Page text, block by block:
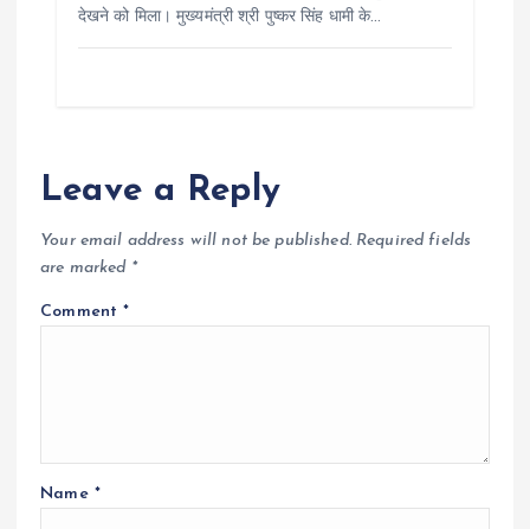
देखने को मिला। मुख्यमंत्री श्री पुष्कर सिंह धामी के…
Leave a Reply
Your email address will not be published. Required fields
are marked *
Comment*
Name *